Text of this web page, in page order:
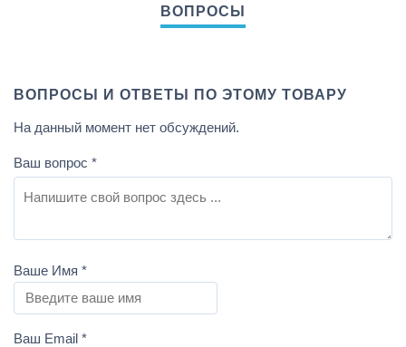
ВОПРОСЫ И ОТВЕТЫ ПО ЭТОМУ ТОВАРУ
На данный момент нет обсуждений.
Ваш вопрос *
Ваше Имя *
Ваш Email *